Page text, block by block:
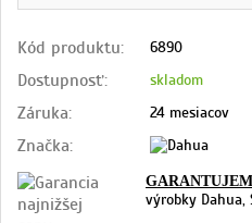
Kód produktu: 6890
Dostupnosť: skladom
Záruka: 24 mesiacov
Značka:
výrobky Dahua,